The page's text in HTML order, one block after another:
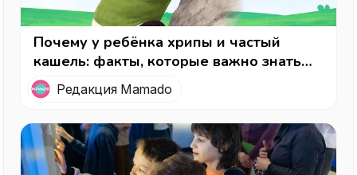
Почему у ребёнка хрипы и частый
кашель: факты, которые важно знать
каждому родителю
Редакция Mamado